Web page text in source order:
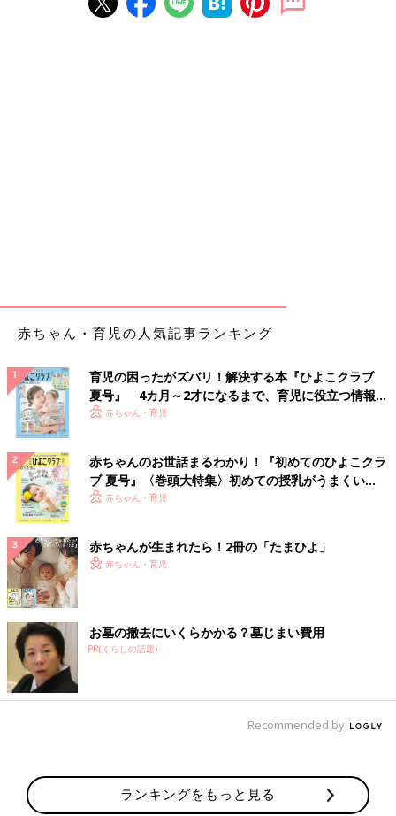
赤ちゃん・育児の人気記事ランキング
育児の困ったがズバリ！解決する本『ひよこクラブ
夏号』 4カ月～2才になるまで、育児に役立つ情報が
いっぱい！
赤ちゃん・育児
赤ちゃんのお世話まるわかり！『初めてのひよこクラ
ブ 夏号』〈巻頭大特集〉初めての授乳がうまくい
く！ おっぱい・ミルクの基本と夏のトラブル 解決テ
赤ちゃん・育児
赤ちゃんが生まれたら！2冊の「たまひよ」
赤ちゃん・育児
お墓の撤去にいくらかかる？墓じまい費用
PR(くらしの話題)
Recommended by
ランキングをもっと見る